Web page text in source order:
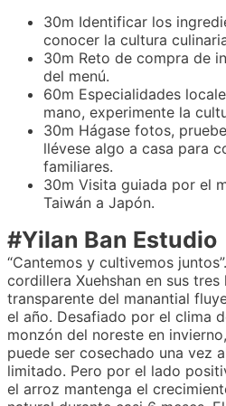
30m Identificar los
conocer la cultura
30m Reto de compra de
del menú.
60m Especialidades
mano, experimente la
30m Hágase fotos,
llévese algo a casa para
familiares.
30m Visita guiada por el
Taiwán a Japón.
#Yilan Ban Estudio
“Cantemos y cultivemos
cordillera Xuehshan en sus
transparente del manantial
el año. Desafiado por el clima
monzón del noreste en
puede ser cosechado una vez
limitado. Pero por el lado
el arroz mantenga el